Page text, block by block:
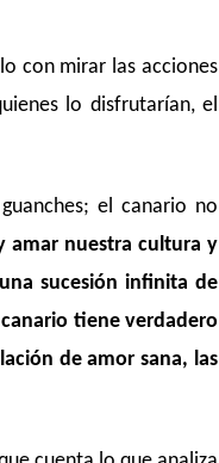
con mirar las acciones
lo disfrutarían, el
el canario no
amar nuestra cultura y
sucesión infinita de
tiene verdadero
de amor sana, las